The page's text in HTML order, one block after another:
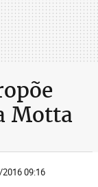
Motta
09:16